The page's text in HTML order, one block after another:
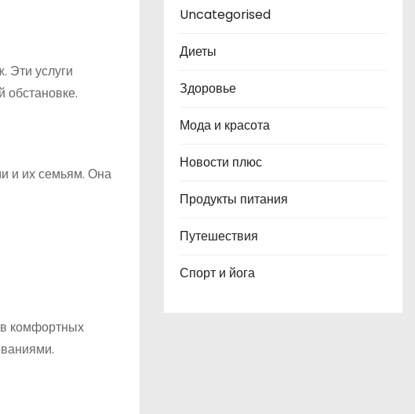
Эти услуги
и их семьям. Она
комфортных
Uncategorised
Диеты
Здоровье
Мода и красота
Новости плюс
Продукты питания
Путешествия
Спорт и йога